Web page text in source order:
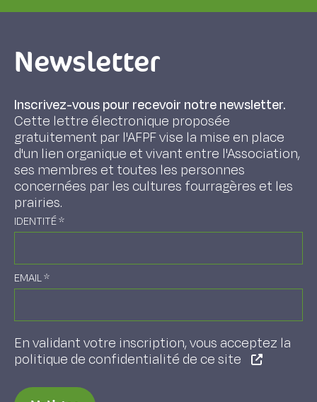
Newsletter
Inscrivez-vous pour recevoir notre newsletter.
Cette lettre électronique proposée
gratuitement par l'AFPF vise la mise en place
d'un lien organique et vivant entre l'Association,
ses membres et toutes les personnes
concernées par les cultures fourragères et les
prairies.
IDENTITÉ*
EMAIL*
En validant votre inscription, vous acceptez la
politique de confidentialité de ce site